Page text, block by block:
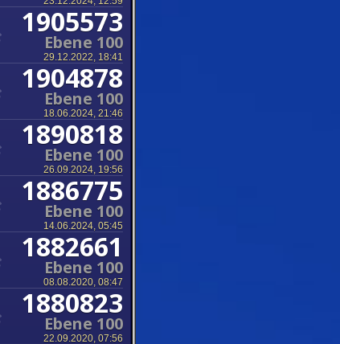
1905573
Ebene 100
29.12.2022, 18:41
1904878
Ebene 100
18.06.2024, 21:46
1890818
Ebene 100
26.09.2024, 19:56
1886775
Ebene 100
14.06.2024, 05:45
1882661
Ebene 100
08.08.2020, 08:47
1880823
Ebene 100
22.09.2020, 07:56